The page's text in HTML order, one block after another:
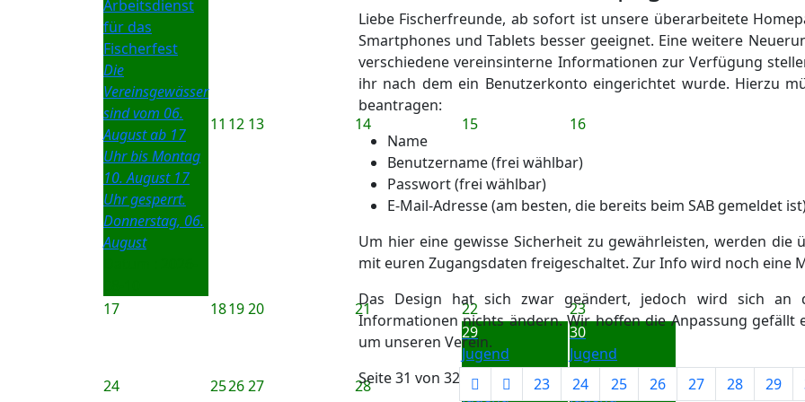
Arbeitsdienst
für das
Fischerfest
Die
Vereinsgewässer
sind vom 06.
August ab 17
Uhr bis Montag
10. August 17
Uhr gesperrt.
Donnerstag, 06.
August
11 12 13 14 15 16
17 181920 21 22 23
24 252627 28
29
Jugend
Nachtangeln
Jugend
30
Jugend
Nachtangeln
Jugend
Liebe Fischerfreunde, ab sofort ist unsere überarbeitete
Smartphones und Tablets besser geeignet. Eine weitere
verschiedene vereinsinterne Informationen zur Verfügung
ihr nach dem ein Benutzerkonto eingerichtet wurde. Hierzu
beantragen:
Name
Benutzername (frei wählbar)
Passwort (frei wählbar)
E-Mail-Adresse (am besten, die bereits beim SAB gemeldet
Um hier eine gewisse Sicherheit zu gewährleisten, werden
mit euren Zugangsdaten freigeschaltet. Zur Info wird noch eine
Das Design hat sich zwar geändert, jedoch wird sich an
Informationen nichts ändern. Wir hoffen die Anpassung
um unseren Verein.
Seite 31 von 32
23 24 25 26 27 28 29